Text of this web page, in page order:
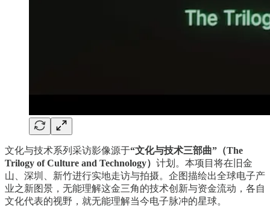
文化与技术系列采访影像源于“文化与技术三部曲”（The
Trilogy of Culture and Technology） 计划。本项目将在旧金
山、深圳、新竹进行实地走访与拍摄。企图描绘出全球电子产
业之新图景，无能理解这金三角的技术创新与资金流动，各自
文化代表的视野，就无能理解当今电子脉冲的星球。